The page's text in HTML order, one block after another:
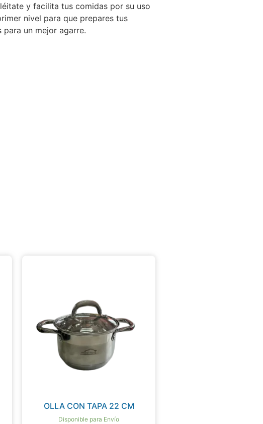
y facilita tus comidas por su uso
nivel para que prepares tus
un mejor agarre.
OLLA CON TAPA 22 CM
Disponible para Envío